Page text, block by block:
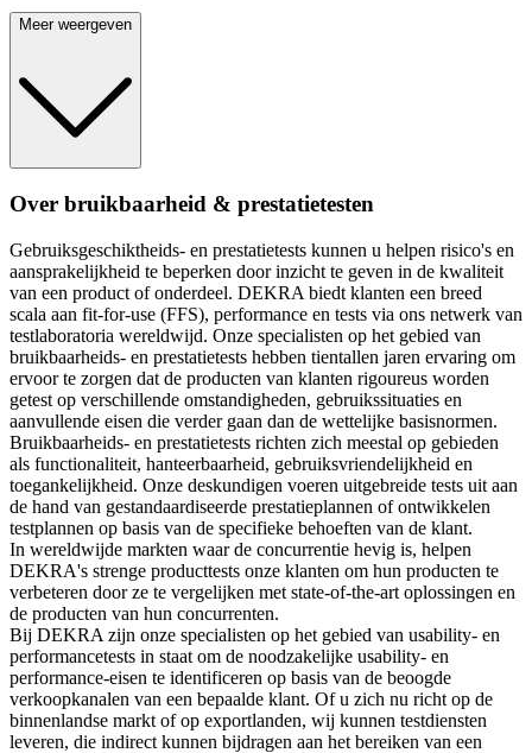
Meer weergeven
Over bruikbaarheid & prestatietesten
Gebruiksgeschiktheids- en prestatietests kunnen u helpen risico's en
aansprakelijkheid te beperken door inzicht te geven in de kwaliteit
van een product of onderdeel. DEKRA biedt klanten een breed
scala aan fit-for-use (FFS), performance en tests via ons netwerk van
testlaboratoria wereldwijd. Onze specialisten op het gebied van
bruikbaarheids- en prestatietests hebben tientallen jaren ervaring om
ervoor te zorgen dat de producten van klanten rigoureus worden
getest op verschillende omstandigheden, gebruikssituaties en
aanvullende eisen die verder gaan dan de wettelijke basisnormen.
Bruikbaarheids- en prestatietests richten zich meestal op gebieden
als functionaliteit, hanteerbaarheid, gebruiksvriendelijkheid en
toegankelijkheid. Onze deskundigen voeren uitgebreide tests uit aan
de hand van gestandaardiseerde prestatieplannen of ontwikkelen
testplannen op basis van de specifieke behoeften van de klant.
In wereldwijde markten waar de concurrentie hevig is, helpen
DEKRA's strenge producttests onze klanten om hun producten te
verbeteren door ze te vergelijken met state-of-the-art oplossingen en
de producten van hun concurrenten.
Bij DEKRA zijn onze specialisten op het gebied van usability- en
performancetests in staat om de noodzakelijke usability- en
performance-eisen te identificeren op basis van de beoogde
verkoopkanalen van een bepaalde klant. Of u zich nu richt op de
binnenlandse markt of op exportlanden, wij kunnen testdiensten
leveren, die indirect kunnen bijdragen aan het bereiken van een